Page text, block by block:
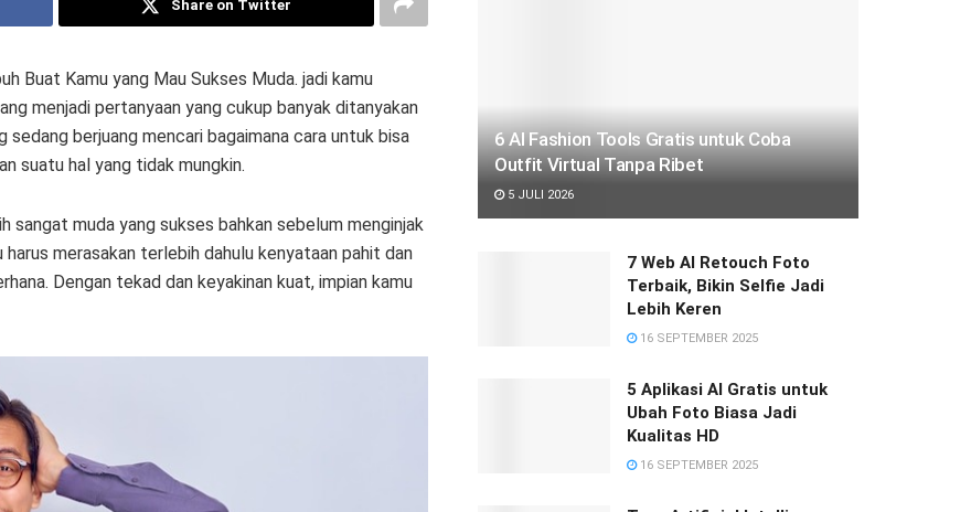
Share on Twitter
Buat Kamu yang Mau Sukses Muda. jadi kamu
menjadi pertanyaan yang cukup banyak ditanyakan
berjuang mencari bagaimana cara untuk bisa
suatu hal yang tidak mungkin.
sangat muda yang sukses bahkan sebelum menginjak
merasakan terlebih dahulu kenyataan pahit dan
Dengan tekad dan keyakinan kuat, impian kamu
6 AI Fashion Tools Gratis untuk Coba
Outfit Virtual Tanpa Ribet
5 JULI 2026
7 Web AI Retouch Foto
Terbaik, Bikin Selfie Jadi
Lebih Keren
16 SEPTEMBER 2025
5 Aplikasi AI Gratis untuk
Ubah Foto Biasa Jadi
Kualitas HD
16 SEPTEMBER 2025